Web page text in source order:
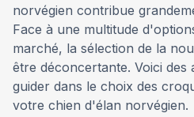
norvégien contribue
Face à une multitude
marché, la sélection de la
être déconcertante. Voici des
guider dans le choix des
votre chien d'élan norvégien.